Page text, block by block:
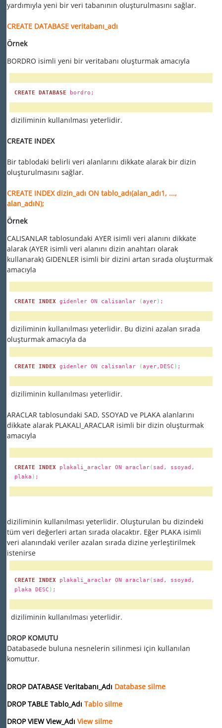
yardımıyla yeni bir veri tabanının oluşturulmasını sağlar.
CREATE DATABASE veritabanı_adı
Örnek
BORDRO isimli yeni bir veritabanı oluşturmak amacıyla
CREATE DATABASE bordro;
diziliminin kullanılması yeterlidir.
CREATE INDEX
Bir tablodaki belirli veri alanlarını dikkate alarak bir dizin
oluşturulmasını sağlar.
CREATE INDEX dizin_adı ON tablo_adı(alan_adı1, ...,
alan_adıN);
Örnek
CALISANLAR tablosundaki AYER isimli veri alanını dikkate
alarak (AYER isimli veri alanını dizin anahtarı olarak
kullanarak) GIDENLER isimli bir dizini artan sırada oluşturmak
amacıyla
CREATE INDEX gidenler ON calisanlar (ayer) ;
diziliminin kullanılması yeterlidir. Bu dizini azalan sırada
oluşturmak amacıyla da
CREATE INDEX gidenler ON calisanlar (ayer,DESC ) ;
diziliminin kullanılması yeterlidir.
ARACLAR tablosundaki SAD, SSOYAD ve PLAKA alanlarını
dikkate alarak PLAKALI_ARACLAR isimli bir dizin oluşturmak
amacıyla
CREATE INDEX plakali_araclar ON araclar( sad, ssoyad,
plaka ) ;
diziliminin kullanılması yeterlidir. Oluşturulan bu dizindeki
tüm veri değerleri artan sırada olacaktır. Eğer PLAKA isimli
veri alanındaki veriler azalan sırada dizine yerleştirilmek
istenirse
CREATE INDEX plakali_araclar ON araclar( sad, ssoyad,
plaka DESC ) ;
diziliminin kullanılması yeterlidir.
DROP KOMUTU
Databasede buluna nesnelerin silinmesi için kullanılan
komuttur.
DROP DATABASE Veritabanı_Adı Database silme
DROP TABLE Tablo_Adı Tablo silme
DROP VIEW View_Adı View silme